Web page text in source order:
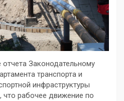
Законодательному
транспорта и
инфраструктуры
что рабочее движение по